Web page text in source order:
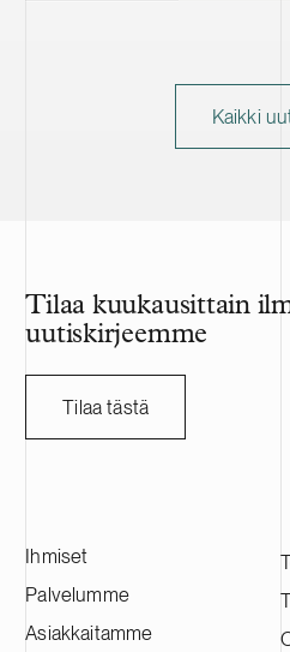
Kaikki
Tilaa kuukausittain
uutiskirjeemme
Tilaa tästä
Ihmiset
Palvelumme
Asiakkaitamme